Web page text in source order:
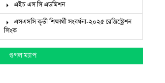
এইচ এস সি এডমিশন
এসএসসি কৃতী শিক্ষার্থী সংবর্ধনা-২০২৫ রেজিস্ট্রেশন
লিংক
গুগল ম্যাপ